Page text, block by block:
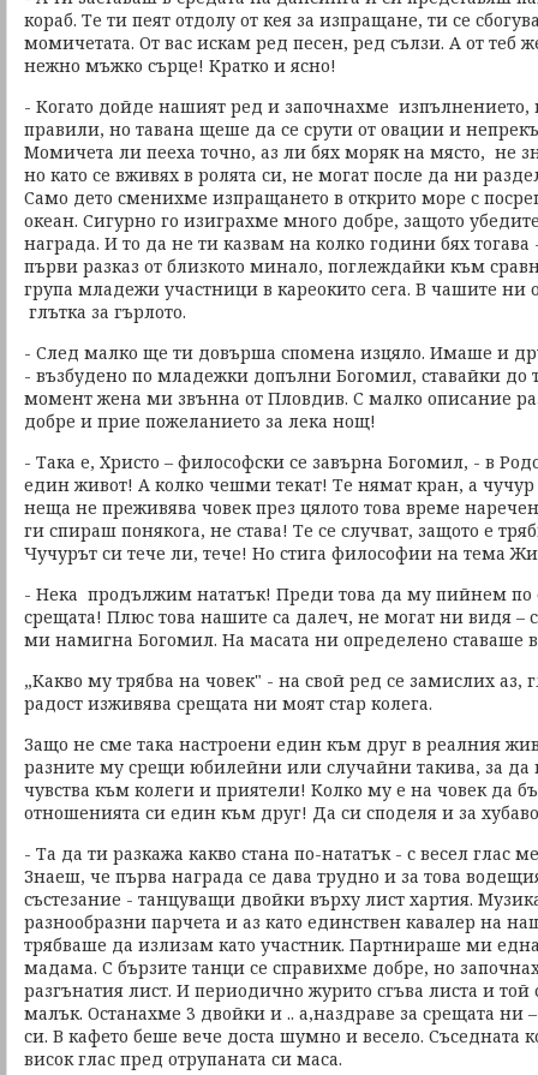
кораб. Те ти пеят отдолу от кея за изпращане, ти се
момичетата. От вас искам ред песен, ред сълзи. А от
нежно мъжко сърце! Кратко и ясно!
- Когато дойде нашият ред и започнахме изпълнението,
правили, но тавана щеше да се срути от овации и
Момичета ли пееха точно, аз ли бях моряк на място, не
но като се вживях в ролята си, не могат после да ни
Само дето сменихме изпращането в открито море с
океан. Сигурно го изиграхме много добре, защото
награда. И то да не ти казвам на колко години бях
първи разказ от близкото минало, поглеждайки към
група младежи участници в кареокито сега. В чашите ни
глътка за гърлото.
- След малко ще ти довърша спомена изцяло. Имаше и
- възбудено по младежки допълни Богомил, ставайки до
момент жена ми звънна от Пловдив. С малко описание
добре и прие пожеланието за лека нощ!
- Така е, Христо – философски се завърна Богомил, - в
един живот! А колко чешми текат! Те нямат кран, а
неща не преживява човек през цялото това време
ги спираш понякога, не става! Те се случват, защото е
Чучурът си тече ли, тече! Но стига философии на тема
- Нека продължим нататък! Преди това да му пийнем по
срещата! Плюс това нашите са далеч, не могат ни видя –
ми намигна Богомил. На масата ни определено ставаше
„Какво му трябва на човек" - на свой ред се замислих аз,
радост изживява срещата ни моят стар колега.
Защо не сме така настроени един към друг в реалния
разните му срещи юбилейни или случайни такива, за да
чувства към колеги и приятели! Колко му е на човек да
отношенията си един към друг! Да си споделя и за
- Та да ти разкажа какво стана по-нататък - с весел глас
Знаеш, че първа награда се дава трудно и за това
състезание - танцуващи двойки върху лист хартия.
разнообразни парчета и аз като единствен кавалер на
трябваше да излизам като участник. Партнираше ми
мадама. С бързите танци се справихме добре, но
разгънатия лист. И периодично журито сгъва листа и
малък. Останахме 3 двойки и .. а,наздраве за срещата ни
си. В кафето беше вече доста шумно и весело. Съседната
висок глас пред отрупаната си маса.